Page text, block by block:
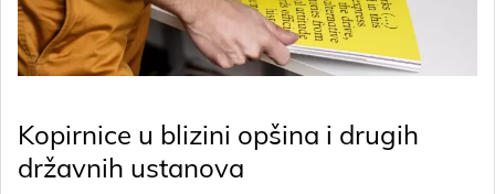
Kopirnice u blizini opšina i drugih
državnih ustanova